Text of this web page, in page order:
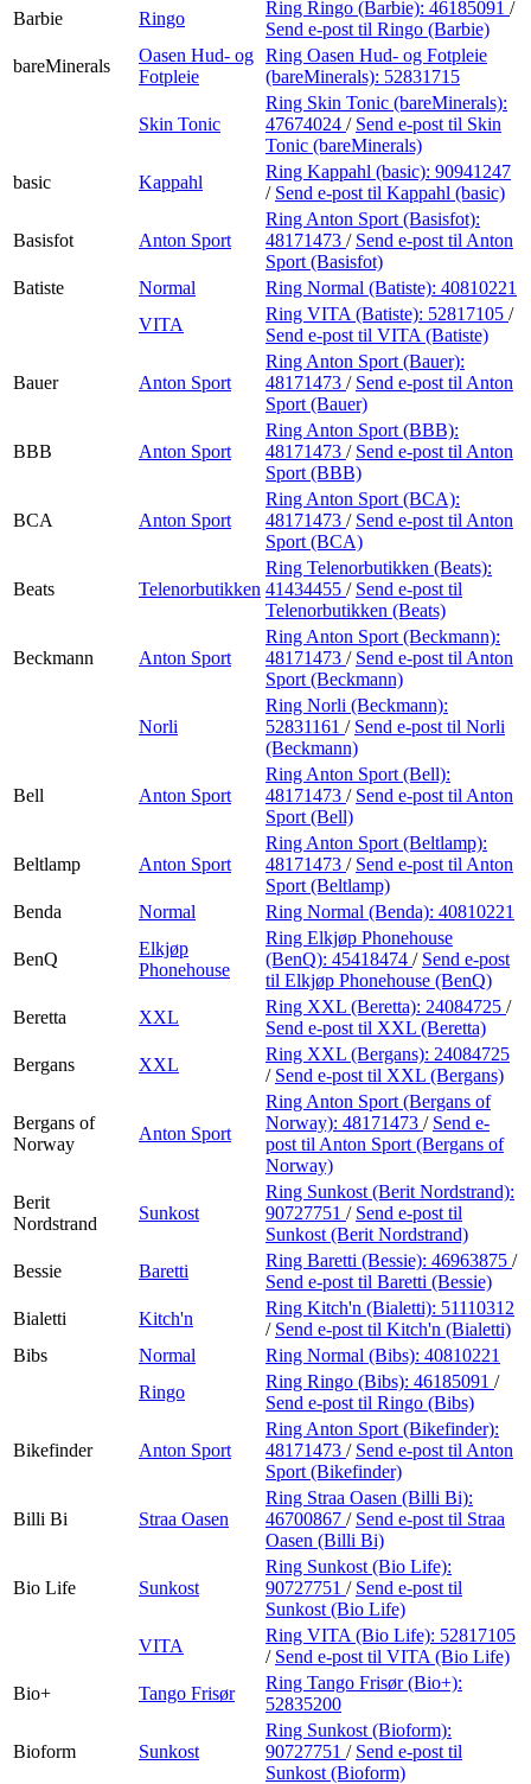
Barbie
Ringo
Ring Ringo (Barbie): 46185091 /
Send e-post til Ringo (Barbie)
bareMinerals
Oasen Hud- og
Fotpleie
Ring Oasen Hud- og Fotpleie
(bareMinerals): 52831715
Skin Tonic
Ring Skin Tonic (bareMinerals):
47674024 / Send e-post til Skin
Tonic (bareMinerals)
basic
Kappahl
Ring Kappahl (basic): 90941247
/ Send e-post til Kappahl (basic)
Basisfot Anton Sport
Ring Anton Sport (Basisfot):
48171473 / Send e-post til Anton
Sport (Basisfot)
Batiste
Normal Ring Normal (Batiste): 40810221
VITA
Ring VITA (Batiste): 52817105 /
Send e-post til VITA (Batiste)
Bauer Anton Sport
Ring Anton Sport (Bauer):
48171473 / Send e-post til Anton
Sport (Bauer)
BBB Anton Sport
Ring Anton Sport (BBB):
48171473 / Send e-post til Anton
Sport (BBB)
BCA Anton Sport
Ring Anton Sport (BCA):
48171473 / Send e-post til Anton
Sport (BCA)
Beats Telenorbutikken
Ring Telenorbutikken (Beats):
41434455 / Send e-post til
Telenorbutikken (Beats)
Beckmann Anton Sport
Ring Anton Sport (Beckmann):
48171473 / Send e-post til Anton
Sport (Beckmann)
Norli
Ring Norli (Beckmann):
52831161 / Send e-post til Norli
(Beckmann)
Bell Anton Sport
Ring Anton Sport (Bell):
48171473 / Send e-post til Anton
Sport (Bell)
Beltlamp Anton Sport
Ring Anton Sport (Beltlamp):
48171473 / Send e-post til Anton
Sport (Beltlamp)
Benda
Normal Ring Normal (Benda): 40810221
BenQ
Elkjøp
Phonehouse
Ring Elkjøp Phonehouse
(BenQ): 45418474 / Send e-post
til Elkjøp Phonehouse (BenQ)
Beretta
XXL
Ring XXL (Beretta): 24084725 /
Send e-post til XXL (Beretta)
Bergans
XXL
Ring XXL (Bergans): 24084725
/ Send e-post til XXL (Bergans)
Bergans of
Norway
Anton Sport
Ring Anton Sport (Bergans of
Norway): 48171473 / Send e-
post til Anton Sport (Bergans of
Norway)
Berit
Nordstrand
Sunkost
Ring Sunkost (Berit Nordstrand):
90727751 / Send e-post til
Sunkost (Berit Nordstrand)
Bessie
Baretti
Ring Baretti (Bessie): 46963875 /
Send e-post til Baretti (Bessie)
Bialetti
Kitch'n
Ring Kitch'n (Bialetti): 51110312
/ Send e-post til Kitch'n (Bialetti)
Bibs
Normal Ring Normal (Bibs): 40810221
Ringo
Ring Ringo (Bibs): 46185091 /
Send e-post til Ringo (Bibs)
Bikefinder Anton Sport
Ring Anton Sport (Bikefinder):
48171473 / Send e-post til Anton
Sport (Bikefinder)
Billi Bi Straa Oasen
Ring Straa Oasen (Billi Bi):
46700867 / Send e-post til Straa
Oasen (Billi Bi)
Bio Life Sunkost
Ring Sunkost (Bio Life):
90727751 / Send e-post til
Sunkost (Bio Life)
VITA
Ring VITA (Bio Life): 52817105
/ Send e-post til VITA (Bio Life)
Bio+
Tango Frisør
Ring Tango Frisør (Bio+):
52835200
Bioform Sunkost
Ring Sunkost (Bioform):
90727751 / Send e-post til
Sunkost (Bioform)